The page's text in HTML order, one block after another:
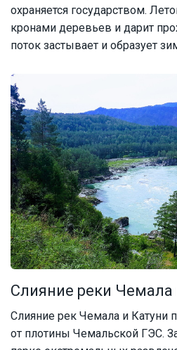
охраняется государством.
кронами деревьев и дарит
поток застывает и образует
Слияние реки Чемала
Слияние рек Чемала и Катуни
от плотины Чемальской ГЭС.